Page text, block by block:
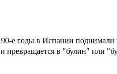
е годы в Испании
превращается в "булин" или